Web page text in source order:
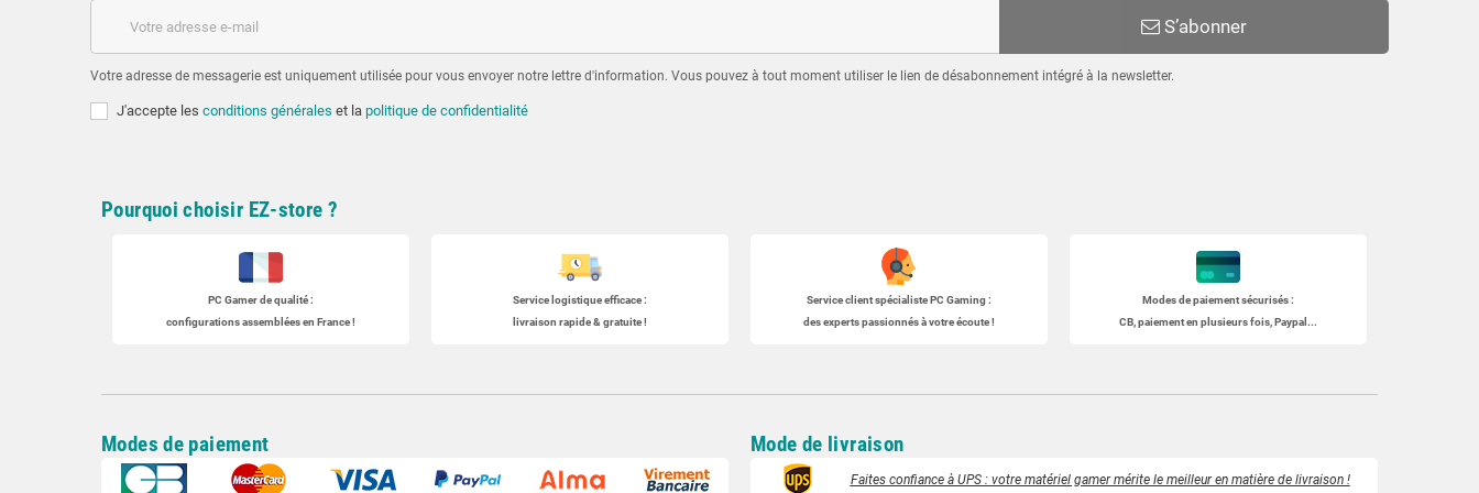
S’abonner
Votre adresse de messagerie est uniquement utilisée pour vous envoyer notre lettre d'information. Vous pouvez à tout moment utiliser le lien de désabonnement intégré à la newsletter.
J'accepte les conditions générales et la politique de confidentialité
Pourquoi choisir EZ-store ?
PC Gamerde qualité :
configurations assemblées en France !
Service logistique efficace :
livraison rapide & gratuite !
Service client spécialistePC Gaming:
des experts passionnés à votre écoute !
Modes de paiement sécurisés :
CB, paiement en plusieurs fois, Paypal...
Modes de paiement Mode de livraison
Faites confiance à UPS : votre matériel gamer mérite le meilleur en matière de livraison !